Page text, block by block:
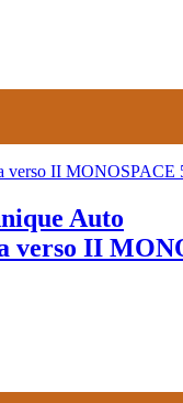
Auto
verso II